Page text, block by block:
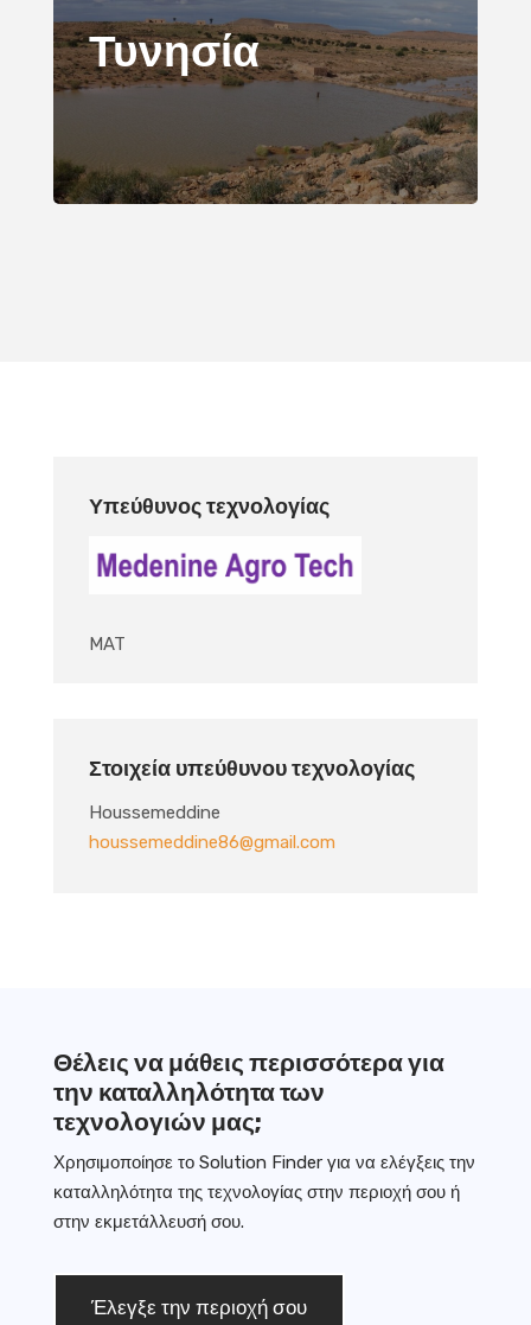
Τυνησία
Υπεύθυνος τεχνολογίας
MAT
Στοιχεία υπεύθυνου τεχνολογίας
Houssemeddine
houssemeddine86@gmail.com
Θέλεις να μάθεις περισσότερα για
την καταλληλότητα των
τεχνολογιών μας;
Χρησιμοποίησε το Solution Finder για να ελέγξεις την
καταλληλότητα της τεχνολογίας στην περιοχή σου ή
στην εκμετάλλευσή σου.
Έλεγξε την περιοχή σου